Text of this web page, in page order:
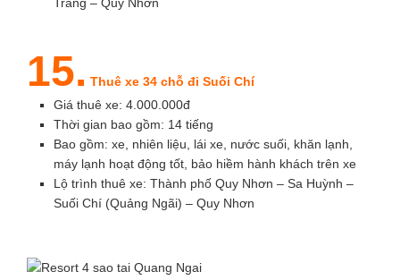
15. Thuê xe 34 chỗ đi Suối Chí
Giá thuê xe: 4.000.000đ
Thời gian bao gồm: 14 tiếng
Bao gồm: xe, nhiên liệu, lái xe, nước suối, khăn lạnh,
máy lạnh hoạt động tốt, bảo hiềm hành khách trên xe
Lộ trình thuê xe: Thành phố Quy Nhơn – Sa Huỳnh –
Suối Chí (Quảng Ngãi) – Quy Nhơn